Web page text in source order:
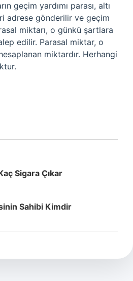
geçim yardımı parası, altı
adrese gönderilir ve geçim
miktarı, o günkü şartlara
edilir. Parasal miktar, o
miktardır. Herhangi
Sigara Çıkar
Sahibi Kimdir